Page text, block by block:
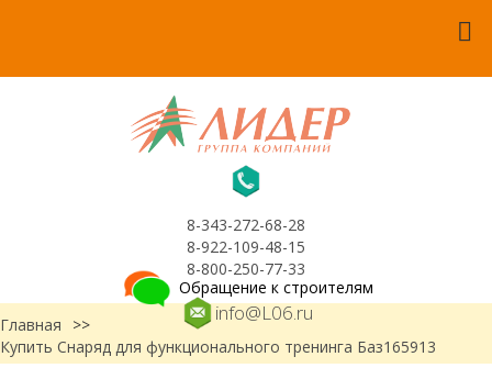
8-343-272-68-28
8-922-109-48-15
8-800-250-77-33
info@L06.ru
Обращение к строителям
Главная
>>
Купить Снаряд для функционального тренинга Баз165913